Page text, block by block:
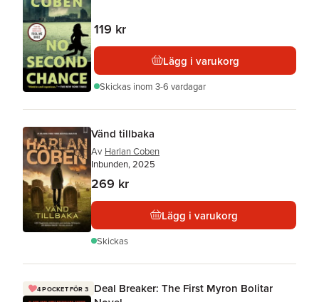
119 kr
Lägg i varukorg
Skickas inom 3-6 vardagar
Vänd tillbaka
Av Harlan Coben
Inbunden, 2025
269 kr
Lägg i varukorg
Skickas
4 POCKET FÖR 3
Deal Breaker: The First Myron Bolitar